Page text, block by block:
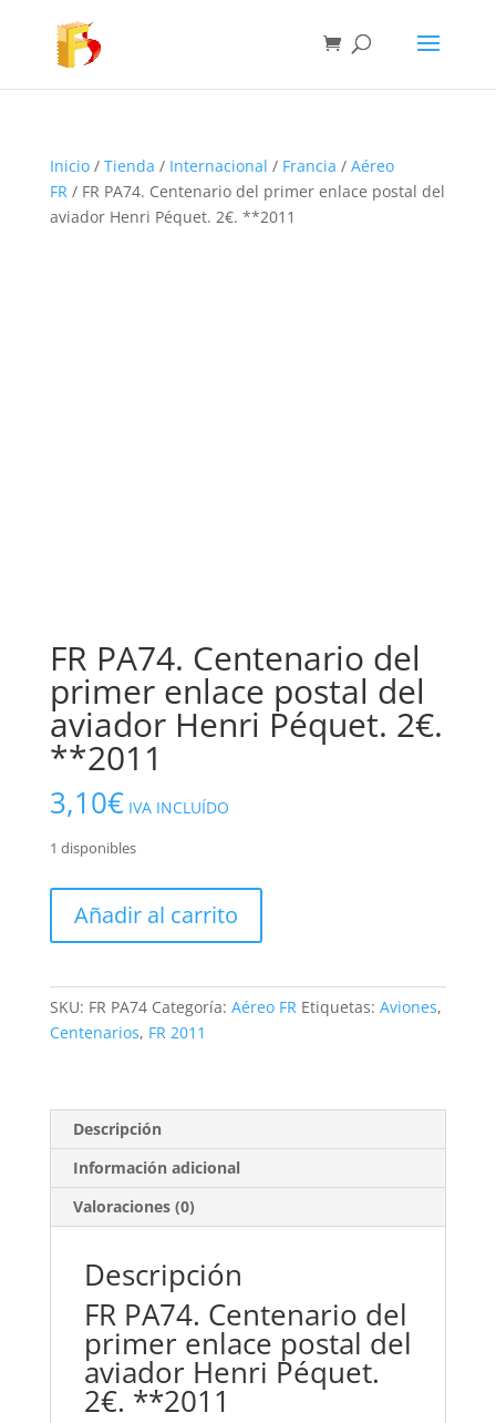
Inicio/ Tienda / Internacional / Francia / Aéreo
FR/ FR PA74. Centenario del primer enlace postal del
aviador Henri Péquet. 2€. **2011
FR PA74. Centenario del
primer enlace postal del
aviador Henri Péquet. 2€.
**2011
3,10€ IVA INCLUÍDO
1 disponibles
PA74.
primer
enlace
Henri
Péquet.
**2011
cantidad
Añadir al carrito
SKU: FR PA74 Categoría: Aéreo FR Etiquetas: Aviones,
Centenarios, FR 2011
Descripción
Información adicional
Valoraciones (0)
Descripción
FR PA74. Centenario del
primer enlace postal del
aviador Henri Péquet.
2€. **2011